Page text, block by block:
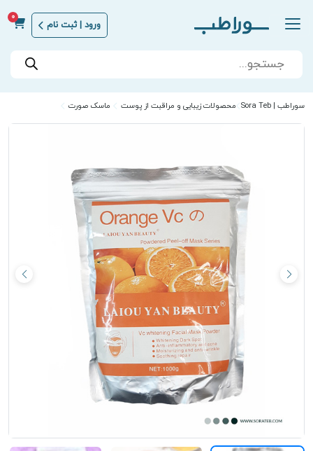
ورود | ثبت نام
0
Products
search
سوراطب | Sora Teb محصولات زیبایی و مراقبت از پوست ماسک صورت